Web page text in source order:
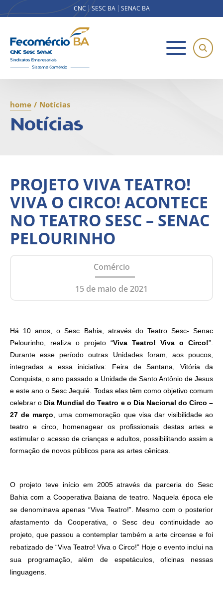
CNC SESC BA SENAC BA
home / Notícias
Notícias
PROJETO VIVA TEATRO!
VIVA O CIRCO! ACONTECE
NO TEATRO SESC – SENAC
PELOURINHO
Comércio
15 de maio de 2021
Há 10 anos, o Sesc Bahia, através do Teatro Sesc- Senac
Pelourinho, realiza o projeto “Viva Teatro! Viva o Circo!”.
Durante esse período outras Unidades foram, aos poucos,
integradas a essa iniciativa: Feira de Santana, Vitória da
Conquista, o ano passado a Unidade de Santo Antônio de Jesus
e este ano o Sesc Jequié. Todas elas têm como objetivo comum
celebrar o Dia Mundial do Teatro e o Dia Nacional do Circo –
27 de março , uma comemoração que visa dar visibilidade ao
teatro e circo, homenagear os profissionais destas artes e
estimular o acesso de crianças e adultos, possibilitando assim a
formação de novos públicos para as artes cênicas.
O projeto teve início em 2005 através da parceria do Sesc
Bahia com a Cooperativa Baiana de teatro. Naquela época ele
se denominava apenas “Viva Teatro!”. Mesmo com o posterior
afastamento da Cooperativa, o Sesc deu continuidade ao
projeto, que passou a contemplar também a arte circense e foi
rebatizado de “Viva Teatro! Viva o Circo!” Hoje o evento inclui na
sua programação, além de espetáculos, oficinas nessas
linguagens.